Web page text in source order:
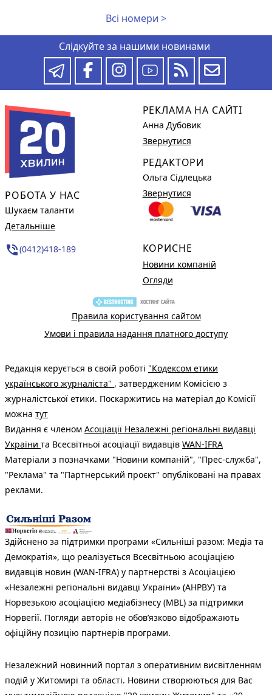
Всі номери >
Слідкуйте за нашими новинами
РОБОТА У НАС
Шукаєм таланти
Детальніше
phone_in_talk(0412)418-189
РЕКЛАМА НА САЙТІ
Анна Дубовик
Звернутися
РЕДАКТОРИ
Ольга Сідлецька
Звернутися
КОРИСНЕ
Новини компаній
Огляди
Правила користування сайтом
Умови і правила надання платного доступу
Редакція керується в своїй роботі "Кодексом етики
українського журналіста" , затвердженим Комісією з
журналістської етики. Поскаржитись на матеріал до Комісії
можна тут
Видання є членом Асоціації Незалежні регіональні видавці
України та Всесвітньої асоціації видавців WAN-IFRA
Матеріали з позначками "Новини компаній", "Прес-служба",
"Реклама" та "Партнерський проєкт" опубліковані на правах
реклами.
Здійснено за підтримки програми «Сильніші разом: Медіа та
Демократія», що реалізується Всесвітньою асоціацією
видавців новин (WAN-IFRA) у партнерстві з Асоціацією
«Незалежні регіональні видавці України» (АНРВУ) та
Норвезькою асоціацією медіабізнесу (MBL) за підтримки
Норвегії. Погляди авторів не обов’язково відображають
офіційну позицію партнерів програми.
Незалежний новинний портал з оперативним висвітленням
подій у Житомирі та області. Новини створюються для Вас